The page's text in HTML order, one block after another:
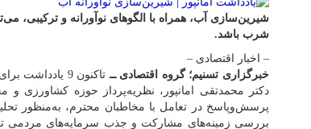
شیرین‌سازی آب، همراه با الگوهای نوآورانه و ترکیبی،
شرب باشد.
– اخبار اقتصادی –
خبرگزاری تسنیم؛ گروه اقتصادی ــ
تاکنون 9
پرسش‌وپاسخ در تعامل با مخاطبان محترم، به‌منظور تحلیل
بررسی زمینه‌های مشارکت و جذب سرمایه‌های مردمی